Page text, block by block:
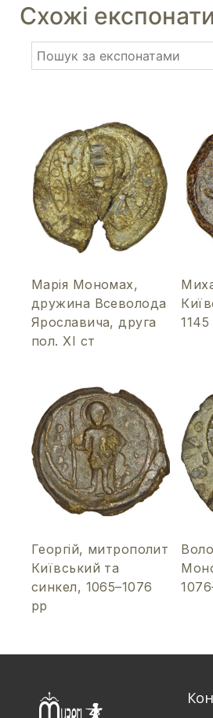
Схожі експонати
Марія Мономах,
дружина Всеволода
Ярославича, друга
пол. ХІ ст
Георгій, митрополит
Київський та
синкел, 1065–1076
рр